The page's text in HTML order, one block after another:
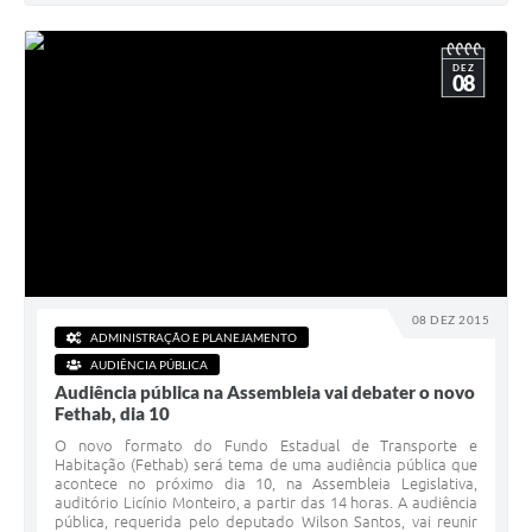
08 DEZ 2015
DEZ
08
ADMINISTRAÇÃO E PLANEJAMENTO
AUDIÊNCIA PÚBLICA
Audiência pública na Assembleia vai debater o novo
Fethab, dia 10
O novo formato do Fundo Estadual de Transporte e
Habitação (Fethab) será tema de uma audiência pública que
acontece no próximo dia 10, na Assembleia Legislativa,
auditório Licínio Monteiro, a partir das 14 horas. A audiência
pública, requerida pelo deputado Wilson Santos, vai reunir